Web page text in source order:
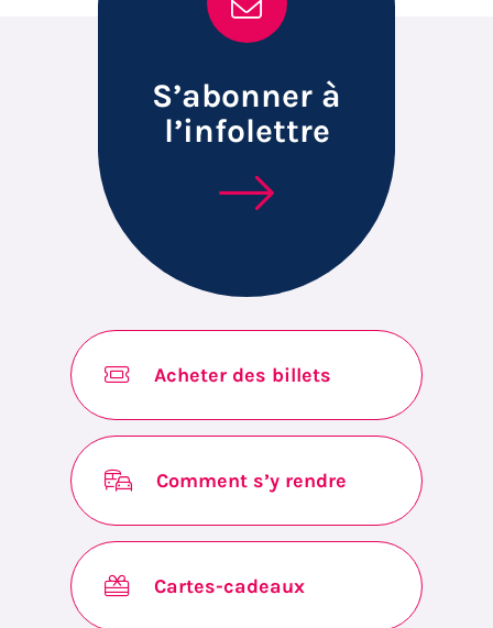
S’abonner à
l’infolettre
Acheter des billets
Comment s’y rendre
Cartes-cadeaux